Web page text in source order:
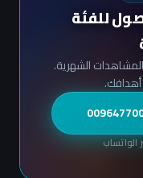
للفئة
الشهرية.
أهدافك.